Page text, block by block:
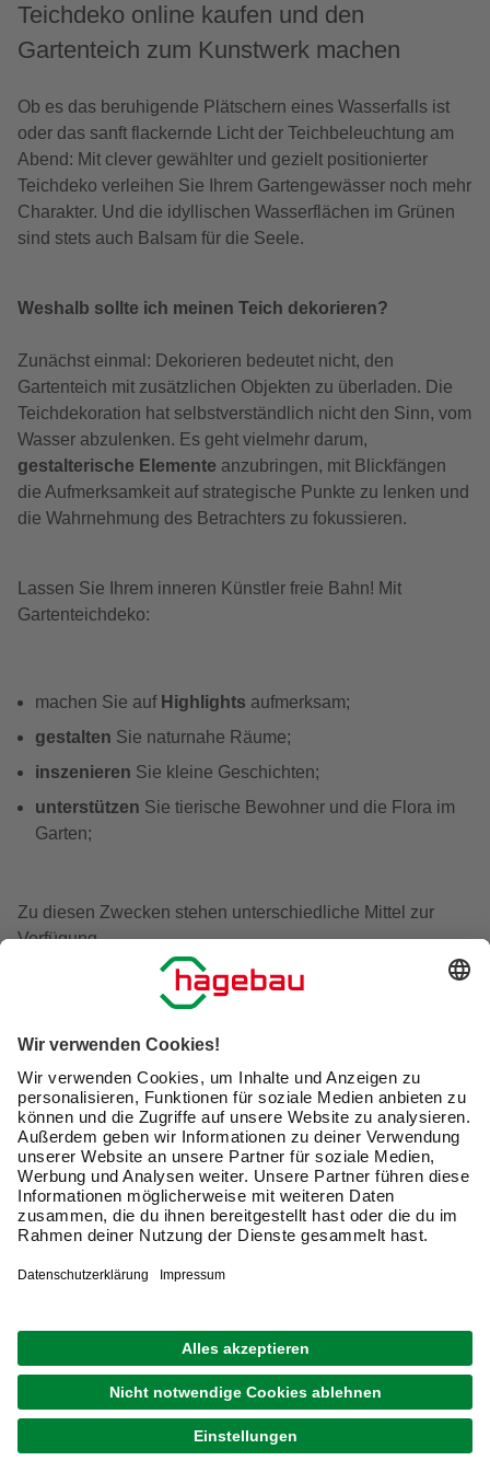
Teichdeko online kaufen und den
Gartenteich zum Kunstwerk machen
Ob es das beruhigende Plätschern eines Wasserfalls ist
oder das sanft flackernde Licht der Teichbeleuchtung am
Abend: Mit clever gewählter und gezielt positionierter
Teichdeko verleihen Sie Ihrem Gartengewässer noch mehr
Charakter. Und die idyllischen Wasserflächen im Grünen
sind stets auch Balsam für die Seele.
Weshalb sollte ich meinen Teich dekorieren?
Zunächst einmal: Dekorieren bedeutet nicht, den
Gartenteich mit zusätzlichen Objekten zu überladen. Die
Teichdekoration hat selbstverständlich nicht den Sinn, vom
Wasser abzulenken. Es geht vielmehr darum,
gestalterische Elemente anzubringen, mit Blickfängen
die Aufmerksamkeit auf strategische Punkte zu lenken und
die Wahrnehmung des Betrachters zu fokussieren.
Lassen Sie Ihrem inneren Künstler freie Bahn! Mit
Gartenteichdeko:
machen Sie auf Highlights aufmerksam;
gestalten Sie naturnahe Räume;
inszenieren Sie kleine Geschichten;
unterstützen Sie tierische Bewohner und die Flora im
Garten;
Zu diesen Zwecken stehen unterschiedliche Mittel zur
Verfügung.
Was kann ich als Teichdekoration kaufen?
Gartendekoration. Die verfügbare Auswahl ist aber so
umfangreich, dass sich für alle Vorlieben etwas findet:
Objekttyp
Primäreffekt als
Deko
Abdeckungen
rücken Technik aus
dem Blickfeld